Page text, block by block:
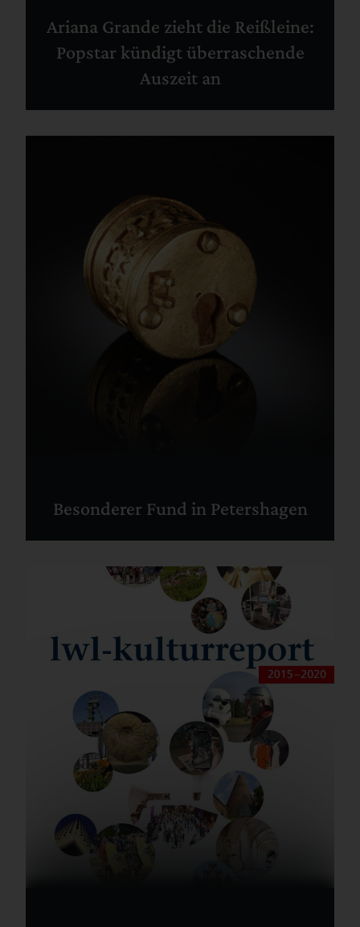
Ariana Grande zieht die Reißleine:
Popstar kündigt überraschende
Auszeit an
Besonderer Fund in Petershagen